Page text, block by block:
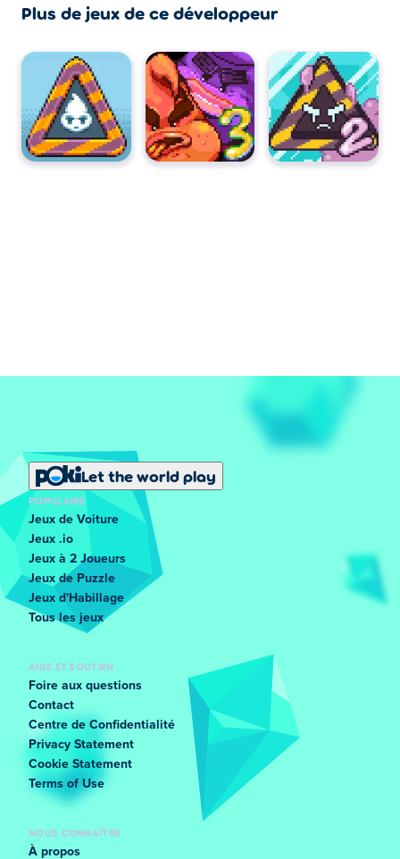
Plus de jeux de ce développeur
Let the world play
POPULAIRE
Jeux de Voiture
Jeux .io
Jeux à 2 Joueurs
Jeux de Puzzle
Jeux d'Habillage
Tous les jeux
AIDE ET SOUTIEN
Foire aux questions
Contact
Centre de Confidentialité
Privacy Statement
Cookie Statement
Terms of Use
NOUS CONNAÎTRE
À propos